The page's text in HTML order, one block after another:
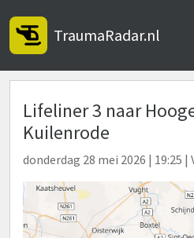
TraumaRadar.nl
Lifeliner 3 naar
Kuilenrode
donderdag 28 mei 2026 | 19:25